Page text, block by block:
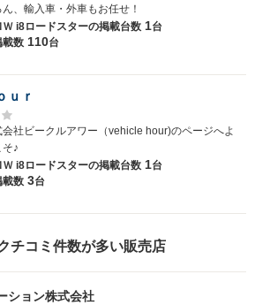
ん、輸入車・外車もお任せ！
Ｗ i8ロードスターの掲載台数 1台
載数 110台
ｕｒ
会社ビークルアワー（vehicle hour)のページへよ
そ♪
Ｗ i8ロードスターの掲載台数 1台
載数 3台
チコミ件数が多い販売店
ション株式会社